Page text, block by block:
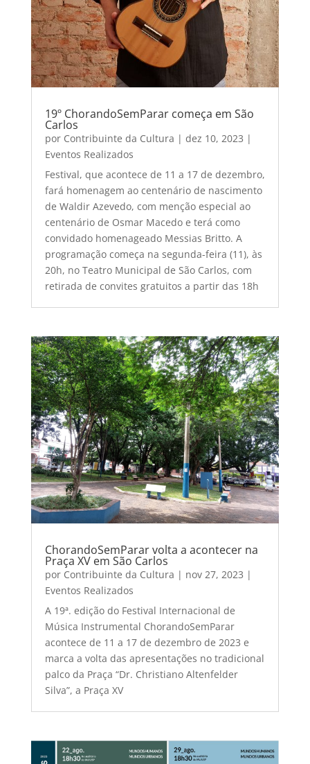
19º ChorandoSemParar começa em São
Carlos
por Contribuinte da Cultura | dez 10, 2023 |
Eventos Realizados
Festival, que acontece de 11 a 17 de dezembro,
fará homenagem ao centenário de nascimento
de Waldir Azevedo, com menção especial ao
centenário de Osmar Macedo e terá como
convidado homenageado Messias Britto. A
programação começa na segunda-feira (11), às
20h, no Teatro Municipal de São Carlos, com
retirada de convites gratuitos a partir das 18h
ChorandoSemParar volta a acontecer na
Praça XV em São Carlos
por Contribuinte da Cultura | nov 27, 2023 |
Eventos Realizados
A 19ª. edição do Festival Internacional de
Música Instrumental ChorandoSemParar
acontece de 11 a 17 de dezembro de 2023 e
marca a volta das apresentações no tradicional
palco da Praça “Dr. Christiano Altenfelder
Silva”, a Praça XV